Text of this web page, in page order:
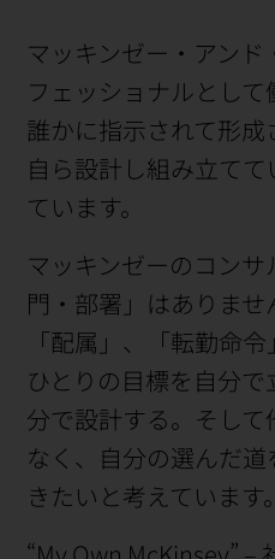
マッキンゼー・アン
フェッショナルとして
誰かに指示されて形成
自ら設計し組み立て
ています。
マッキンゼーのコン
門・部署」はありま
「配属」、「転勤命
ひとりの目標を自分
分で設計する。そし
なく、自分の選んだ
きたいと考えています。